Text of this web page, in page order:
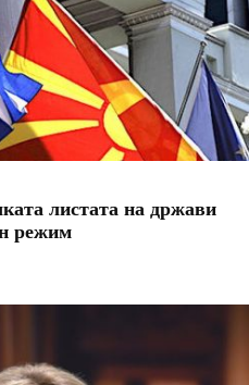
листата на држави
режим